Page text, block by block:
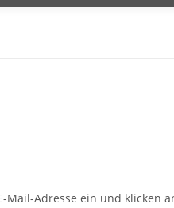
Adresse ein und klicken